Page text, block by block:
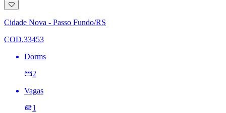
Adicionar
à
lista
de
Cidade Nova - Passo Fundo/RS
COD.33453
Dorms
2
Vagas
1